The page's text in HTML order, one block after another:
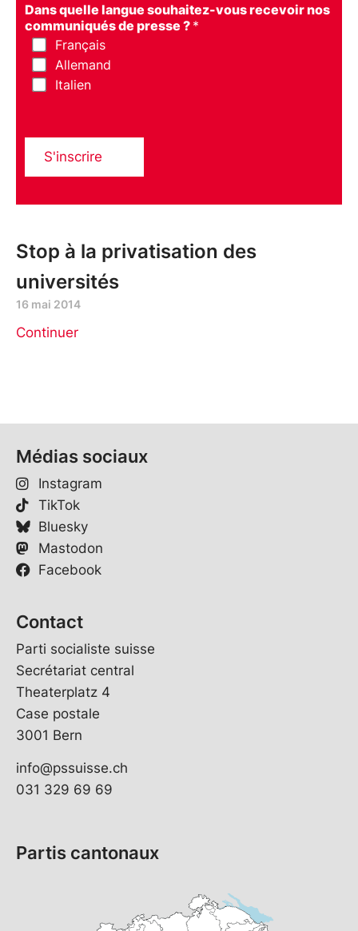
Dans quelle langue souhaitez-vous recevoir nos
communiqués de presse ? *
Français
Allemand
Italien
S'inscrire
Stop à la privatisation des
universités
16 mai 2014
Continuer
Médias sociaux
Instagram
TikTok
Bluesky
Mastodon
Facebook
Contact
Parti socialiste suisse
Secrétariat central
Theaterplatz 4
Case postale
3001 Bern
info@pssuisse.ch
031 329 69 69
Partis cantonaux